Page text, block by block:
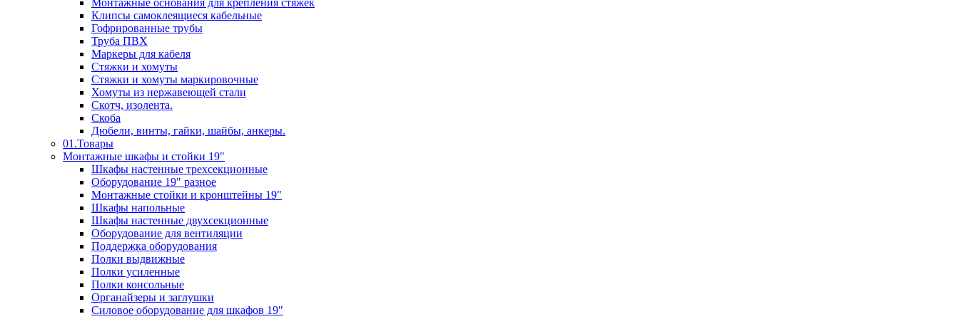
Монтажные основания для крепления стяжек
Клипсы самоклеящиеся кабельные
Гофрированные трубы
Труба ПВХ
Маркеры для кабеля
Стяжки и хомуты
Стяжки и хомуты маркировочные
Хомуты из нержавеющей стали
Скотч, изолента.
Скоба
Дюбели, винты, гайки, шайбы, анкеры.
01.Товары
Монтажные шкафы и стойки 19"
Шкафы настенные трехсекционные
Оборудование 19" разное
Монтажные стойки и кронштейны 19"
Шкафы напольные
Шкафы настенные двухсекционные
Оборудование для вентиляции
Поддержка оборудования
Полки выдвижные
Полки усиленные
Полки консольные
Органайзеры и заглушки
Силовое оборудование для шкафов 19"